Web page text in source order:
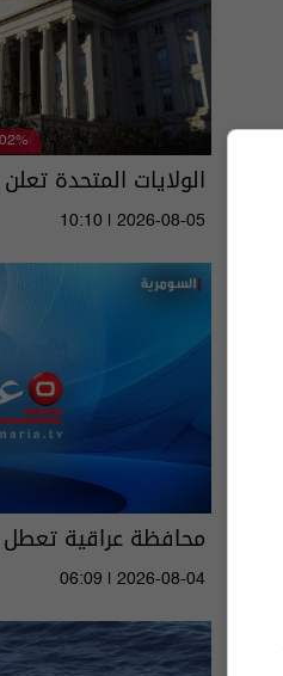
الولايات المتحدة
10:10 | 2026-08-05
محافظة عراقية تعطل
06:09 | 2026-08-04